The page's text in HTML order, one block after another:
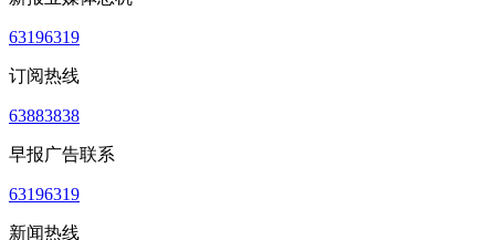
63196319
订阅热线
63883838
早报广告联系
63196319
新闻热线